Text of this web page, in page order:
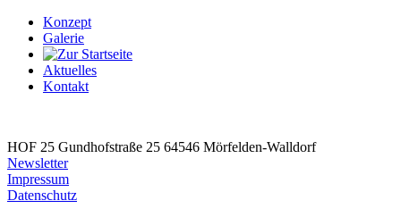
Konzept
Galerie
Aktuelles
Kontakt
HOF 25 Gundhofstraße 25 64546 Mörfelden-Walldorf
Newsletter
Impressum
Datenschutz